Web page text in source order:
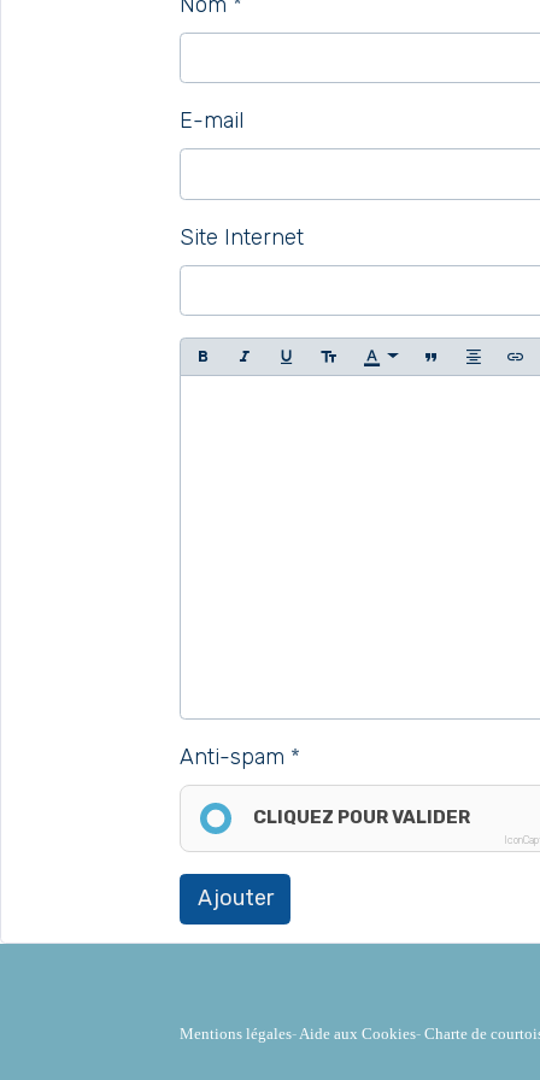
E-mail
Site Internet
Anti-spam
CLIQUEZ POUR VALIDER
Ajouter
Mentions légales-Aide aux Cookies-Charte de